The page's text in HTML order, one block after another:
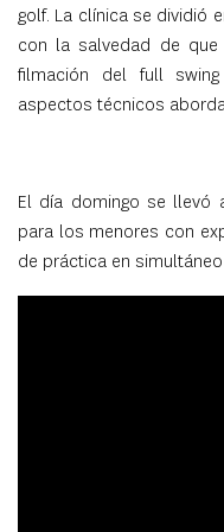
golf. La clínica se dividió
con la salvedad de
filmación del full
aspectos técnicos
El día domingo se llevó
para los menores con
de práctica en